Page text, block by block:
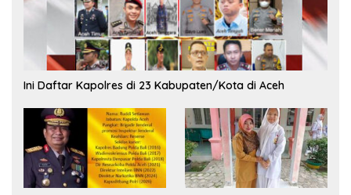
Ini Daftar Kapolres di 23 Kabupaten/Kota di Aceh